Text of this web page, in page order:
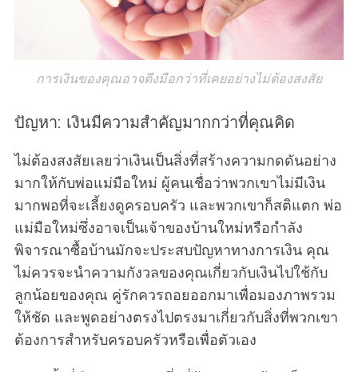
การเงินของคุณอาจตึงมือกว่าที่เคยอย่างไม่ต้องสงสัย
ปัญหา: เงินมีความสำคัญมากกว่าที่คุณคิด
ไม่ต้องสงสัยเลยว่าเงินเป็นสิ่งที่สร้างความกดดันอย่าง
มากให้กับพ่อแม่มือใหม่ ผู้คนเชื่อว่าพวกเขาไม่มีเงิน
มากพอที่จะเลี้ยงดูครอบครัว และพวกเขาก็สติแตก พ่อ
แม่มือใหม่ซึ่งอาจเป็นเจ้าของบ้านใหม่หรือกำลัง
พิจารณาซื้อบ้านมักจะประสบปัญหาทางการเงิน คุณ
ไม่ควรจะนำความกังวลของคุณเกี่ยวกับเงินไปใช้กับ
ลูกน้อยของคุณ คู่รักควรถอยออกมาเพื่อมองภาพรวม
ให้ชัด และพูดอย่างตรงไปตรงมาเกี่ยวกับสิ่งที่พวกเขา
ต้องการสำหรับครอบครัวหรือเพื่อตัวเอง